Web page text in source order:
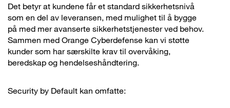
Det betyr at kundene får et standard sikkerhetsnivå
som en del av leveransen, med mulighet til å bygge
på med mer avanserte sikkerhetstjenester ved behov.
Sammen med Orange Cyberdefense kan vi støtte
kunder som har særskilte krav til overvåking,
beredskap og hendelseshåndtering.
Security by Default kan omfatte: